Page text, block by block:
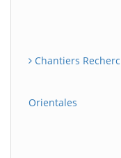
Chantiers
Orientales